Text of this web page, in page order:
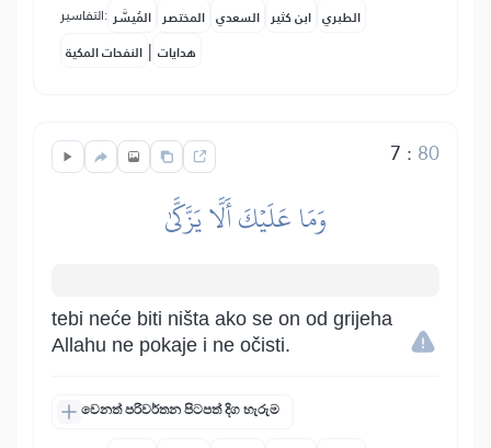
التفاسير: المُيسَّر المختصر السعدي ابن كثير الطبري
النفحات المكية | هدايات
7 : 80
وَمَا عَلَيۡكَ أَلَّا يَزَّكَّىٰ
tebi neće biti ništa ako se on od grijeha
Allahu ne pokaje i ne očisti.
වෙනත් පරිවර්තන පිටපත් දිග හැරුම